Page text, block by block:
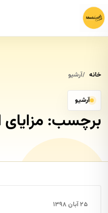
خانه آرشیو
آرشیو
برچسب: مزایای ITSM
۲۵ آبان ۱۳۹۸